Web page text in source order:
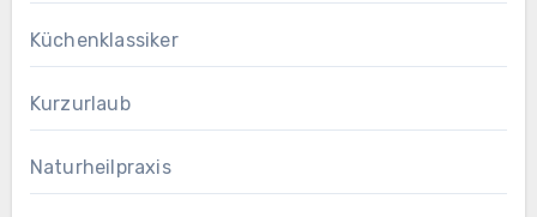
Küchenklassiker
Kurzurlaub
Naturheilpraxis